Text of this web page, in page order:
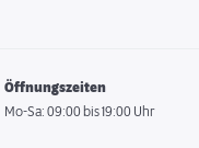
Öffnungszeiten
Mo-Sa: 09:00 bis 19:00 Uhr